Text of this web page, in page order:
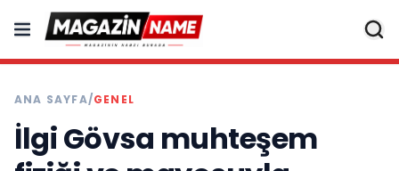
ANA SAYFA/GENEL
İlgi Gövsa muhteşem